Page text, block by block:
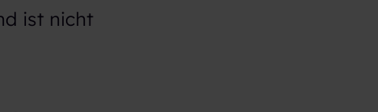
ist nicht